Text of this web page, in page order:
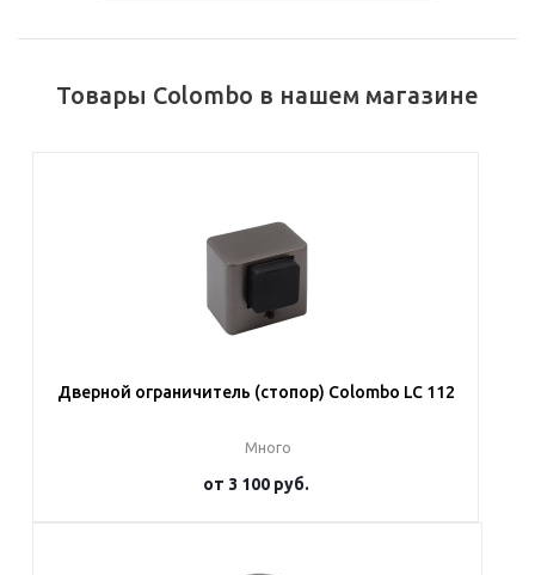
Товары Colombo в нашем магазине
Дверной ограничитель (стопор) Colombo LC 112
Много
от 3 100 руб.
Подробнее